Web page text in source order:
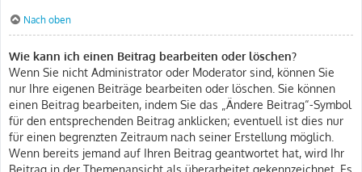
Nach oben
Wie kann ich einen Beitrag bearbeiten oder löschen?
Wenn Sie nicht Administrator oder Moderator sind, können Sie
nur Ihre eigenen Beiträge bearbeiten oder löschen. Sie können
einen Beitrag bearbeiten, indem Sie das „Ändere Beitrag“-Symbol
für den entsprechenden Beitrag anklicken; eventuell ist dies nur
für einen begrenzten Zeitraum nach seiner Erstellung möglich.
Wenn bereits jemand auf Ihren Beitrag geantwortet hat, wird Ihr
Beitrag in der Themenansicht als überarbeitet gekennzeichnet. Es